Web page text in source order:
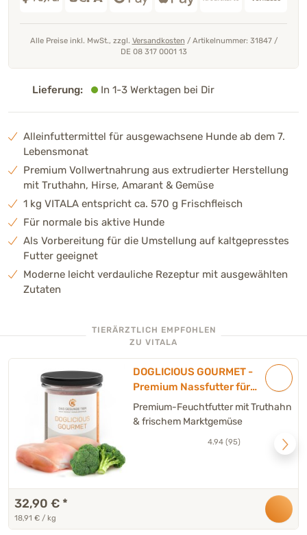
Alleinfuttermittel für ausgewachsene Hunde ab dem 7.
Lebensmonat
Premium Vollwertnahrung aus extrudierter Herstellung
mit Truthahn, Hirse, Amarant & Gemüse
1 kg VITALA entspricht ca. 570 g Frischfleisch
Für normale bis aktive Hunde
Als Vorbereitung für die Umstellung auf kaltgepresstes
Futter geeignet
Moderne leicht verdauliche Rezeptur mit ausgewählten
Zutaten
Alle Preise inkl. MwSt., zzgl. Versandkosten / Artikelnummer: 31847/
DE 08 317 0001 13
Lieferung: In 1-3 Werktagen bei Dir
TIERÄRZTLICH EMPFOHLEN
ZU VITALA
DOGLICIOUS GOURMET -
Premium Nassfutter für
Hunde mit Truthahn &
Marktgemüse - 6 x 290 g
Premium-Feuchtfutter mit Truthahn
& frischem Marktgemüse
4.94 (95)
32,90 € *
18,91 € / kg